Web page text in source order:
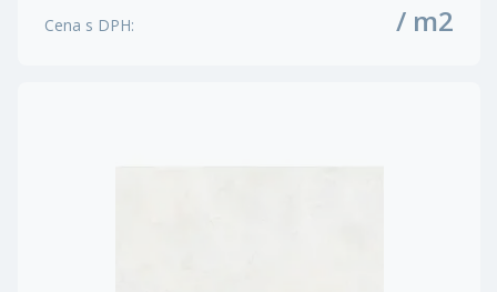
Cena s DPH: / m2